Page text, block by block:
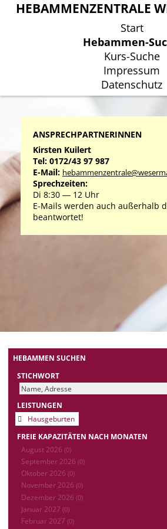
HEBAMMENZENTRALE
Start
Hebammen-
Kurs-Suche
Impressum
Datenschutz
HEBAMMENZENTRALE
Start
Hebammen-
Kurs-Suche
Impressum
Datenschutz
ANSPRECHPARTNERINNEN
Kirsten Kuilert
Tel: 0172/43 97 987
E-Mail:
Sprechzeiten:
Di 8:30 ― 12 Uhr
E-Mails werden auch außerhalb
beantwortet!
HEBAMMEN SUCHEN
STICHWORT
LEISTUNGEN
Hausgeburten
FREIE KAPAZITÄTEN NACH MONATEN
August 2026 (0)
September 2026 (0)
Oktober 2026 (0)
November 2026 (0)
Dezember 2026 (0)
Januar 2027 (0)
Februar 2027 (0)